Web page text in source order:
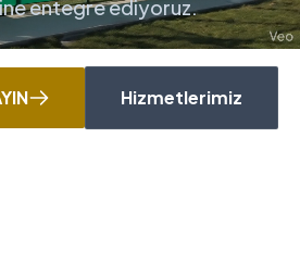
entegre ediyoruz.
Hizmetlerimiz